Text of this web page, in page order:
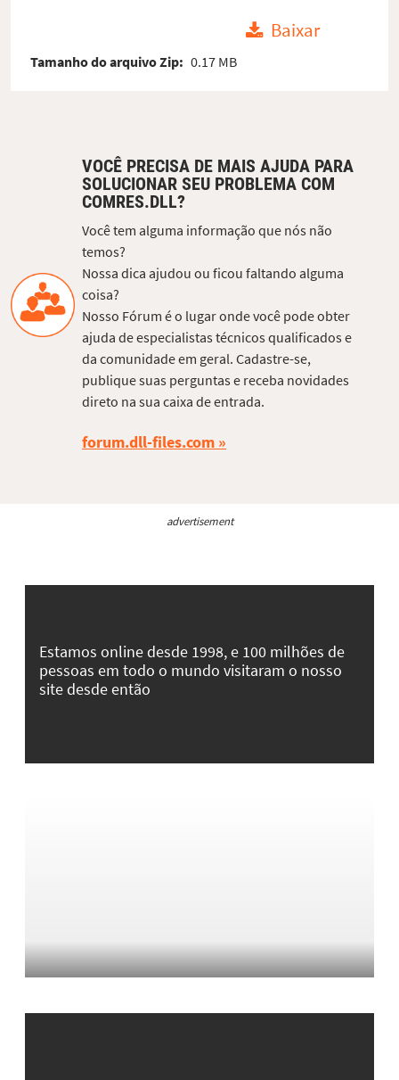
Baixar
Tamanho do arquivo Zip: 0.17 MB
VOCÊ PRECISA DE MAIS AJUDA PARA
SOLUCIONAR SEU PROBLEMA COM
COMRES.DLL?
Você tem alguma informação que nós não
temos?
Nossa dica ajudou ou ficou faltando alguma
coisa?
Nosso Fórum é o lugar onde você pode obter
ajuda de especialistas técnicos qualificados e
da comunidade em geral. Cadastre-se,
publique suas perguntas e receba novidades
direto na sua caixa de entrada.
forum.dll-files.com
advertisement
Estamos online desde 1998, e 100 milhões de
pessoas em todo o mundo visitaram o nosso
site desde então